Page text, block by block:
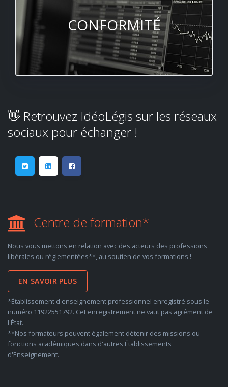
CONFORMITÉ
👋 Retrouvez IdéoLégis sur les réseaux
sociaux pour échanger !
Centre de formation*
Nous vous mettons en relation avec des acteurs des professions
libérales ou réglementées**, au soutien de vos formations !
EN SAVOIR PLUS
*Établissement d'enseignement professionnel enregistré sous le
numéro 11922551792. Cet enregistrement ne vaut pas agrément de
l'État.
**Nos formateurs peuvent également détenir des missions ou
fonctions académiques dans d'autres Établissements
d'Enseignement.